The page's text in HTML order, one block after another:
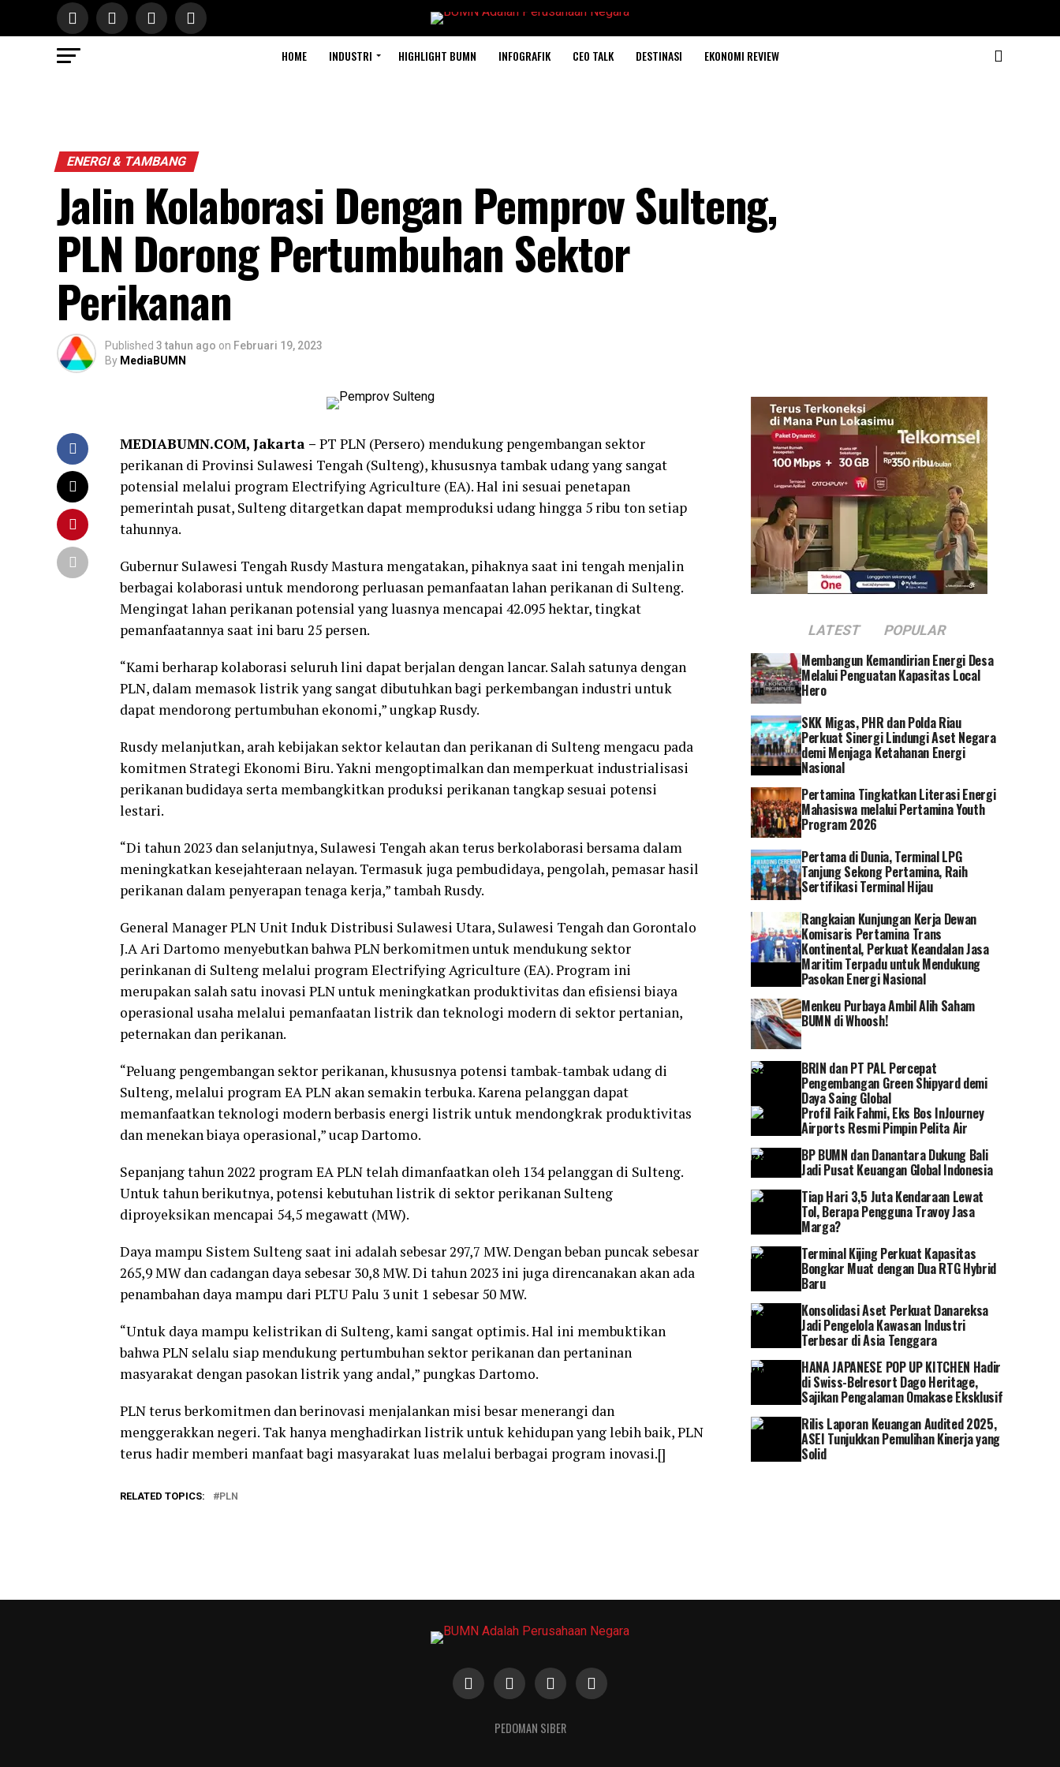
HOME INDUSTRI HIGHLIGHT BUMN INFOGRAFIK CEO TALK DESTINASI EKONOMI REVIEW
ENERGI & TAMBANG
Jalin Kolaborasi Dengan Pemprov Sulteng,
PLN Dorong Pertumbuhan Sektor
Perikanan
Published 3 tahun ago on Februari 19, 2023
By MediaBUMN
MEDIABUMN.COM, Jakarta – PT PLN (Persero) mendukung pengembangan sektor
perikanan di Provinsi Sulawesi Tengah (Sulteng), khususnya tambak udang yang sangat
potensial melalui program Electrifying Agriculture (EA). Hal ini sesuai penetapan
pemerintah pusat, Sulteng ditargetkan dapat memproduksi udang hingga 5 ribu ton setiap
tahunnya.
Gubernur Sulawesi Tengah Rusdy Mastura mengatakan, pihaknya saat ini tengah menjalin
berbagai kolaborasi untuk mendorong perluasan pemanfaatan lahan perikanan di Sulteng.
Mengingat lahan perikanan potensial yang luasnya mencapai 42.095 hektar, tingkat
pemanfaatannya saat ini baru 25 persen.
“Kami berharap kolaborasi seluruh lini dapat berjalan dengan lancar. Salah satunya dengan
PLN, dalam memasok listrik yang sangat dibutuhkan bagi perkembangan industri untuk
dapat mendorong pertumbuhan ekonomi,” ungkap Rusdy.
Rusdy melanjutkan, arah kebijakan sektor kelautan dan perikanan di Sulteng mengacu pada
komitmen Strategi Ekonomi Biru. Yakni mengoptimalkan dan memperkuat industrialisasi
perikanan budidaya serta membangkitkan produksi perikanan tangkap sesuai potensi
lestari.
“Di tahun 2023 dan selanjutnya, Sulawesi Tengah akan terus berkolaborasi bersama dalam
meningkatkan kesejahteraan nelayan. Termasuk juga pembudidaya, pengolah, pemasar hasil
perikanan dalam penyerapan tenaga kerja,” tambah Rusdy.
General Manager PLN Unit Induk Distribusi Sulawesi Utara, Sulawesi Tengah dan Gorontalo
J.A Ari Dartomo menyebutkan bahwa PLN berkomitmen untuk mendukung sektor
perinkanan di Sulteng melalui program Electrifying Agriculture (EA). Program ini
merupakan salah satu inovasi PLN untuk meningkatkan produktivitas dan efisiensi biaya
operasional usaha melalui pemanfaatan listrik dan teknologi modern di sektor pertanian,
peternakan dan perikanan.
“Peluang pengembangan sektor perikanan, khususnya potensi tambak-tambak udang di
Sulteng, melalui program EA PLN akan semakin terbuka. Karena pelanggan dapat
memanfaatkan teknologi modern berbasis energi listrik untuk mendongkrak produktivitas
dan menekan biaya operasional,” ucap Dartomo.
Sepanjang tahun 2022 program EA PLN telah dimanfaatkan oleh 134 pelanggan di Sulteng.
Untuk tahun berikutnya, potensi kebutuhan listrik di sektor perikanan Sulteng
diproyeksikan mencapai 54,5 megawatt (MW).
Daya mampu Sistem Sulteng saat ini adalah sebesar 297,7 MW. Dengan beban puncak sebesar
265,9 MW dan cadangan daya sebesar 30,8 MW. Di tahun 2023 ini juga direncanakan akan ada
penambahan daya mampu dari PLTU Palu 3 unit 1 sebesar 50 MW.
“Untuk daya mampu kelistrikan di Sulteng, kami sangat optimis. Hal ini membuktikan
bahwa PLN selalu siap mendukung pertumbuhan sektor perikanan dan pertaninan
masyarakat dengan pasokan listrik yang andal,” pungkas Dartomo.
PLN terus berkomitmen dan berinovasi menjalankan misi besar menerangi dan
menggerakkan negeri. Tak hanya menghadirkan listrik untuk kehidupan yang lebih baik, PLN
terus hadir memberi manfaat bagi masyarakat luas melalui berbagai program inovasi.[]
RELATED TOPICS: PLN
LATEST POPULAR
Membangun Kemandirian Energi Desa
Melalui Penguatan Kapasitas Local
Hero
SKK Migas, PHR dan Polda Riau
Perkuat Sinergi Lindungi Aset Negara
demi Menjaga Ketahanan Energi
Nasional
Pertamina Tingkatkan Literasi Energi
Mahasiswa melalui Pertamina Youth
Program 2026
Pertama di Dunia, Terminal LPG
Tanjung Sekong Pertamina, Raih
Sertifikasi Terminal Hijau
Rangkaian Kunjungan Kerja Dewan
Komisaris Pertamina Trans
Kontinental, Perkuat Keandalan Jasa
Maritim Terpadu untuk Mendukung
Pasokan Energi Nasional
Menkeu Purbaya Ambil Alih Saham
BUMN di Whoosh!
BRIN dan PT PAL Percepat
Pengembangan Green Shipyard demi
Daya Saing Global
Profil Faik Fahmi, Eks Bos InJourney
Airports Resmi Pimpin Pelita Air
BP BUMN dan Danantara Dukung Bali
Jadi Pusat Keuangan Global Indonesia
Tiap Hari 3,5 Juta Kendaraan Lewat
Tol, Berapa Pengguna Travoy Jasa
Marga?
Terminal Kijing Perkuat Kapasitas
Bongkar Muat dengan Dua RTG Hybrid
Baru
Konsolidasi Aset Perkuat Danareksa
Jadi Pengelola Kawasan Industri
Terbesar di Asia Tenggara
HANA JAPANESE POP UP KITCHEN Hadir
di Swiss-Belresort Dago Heritage,
Sajikan Pengalaman Omakase Eksklusif
Rilis Laporan Keuangan Audited 2025,
ASEI Tunjukkan Pemulihan Kinerja yang
Solid
PEDOMAN SIBER